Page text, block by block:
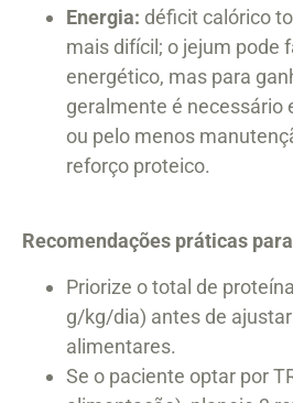
Energia: déficit calórico
mais difícil; o jejum pode
energético, mas para
geralmente é necessário
ou pelo menos
reforço proteico.
Recomendações práticas
Priorize o total de
g/kg/dia) antes de
alimentares.
Se o paciente optar por